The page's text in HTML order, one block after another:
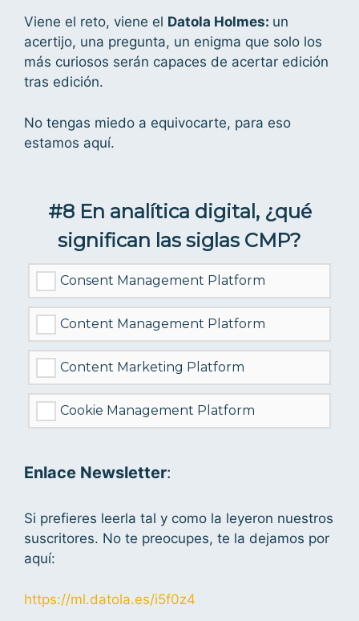
Viene el reto, viene el Datola Holmes: un
acertijo, una pregunta, un enigma que solo los
más curiosos serán capaces de acertar edición
tras edición.
No tengas miedo a equivocarte, para eso
estamos aquí.
#8 En analítica digital, ¿qué
significan las siglas CMP?
Consent Management Platform
Content Management Platform
Content Marketing Platform
Cookie Management Platform
Enlace Newsletter:
Si prefieres leerla tal y como la leyeron nuestros
suscritores. No te preocupes, te la dejamos por
aquí:
https://ml.datola.es/i5f0z4